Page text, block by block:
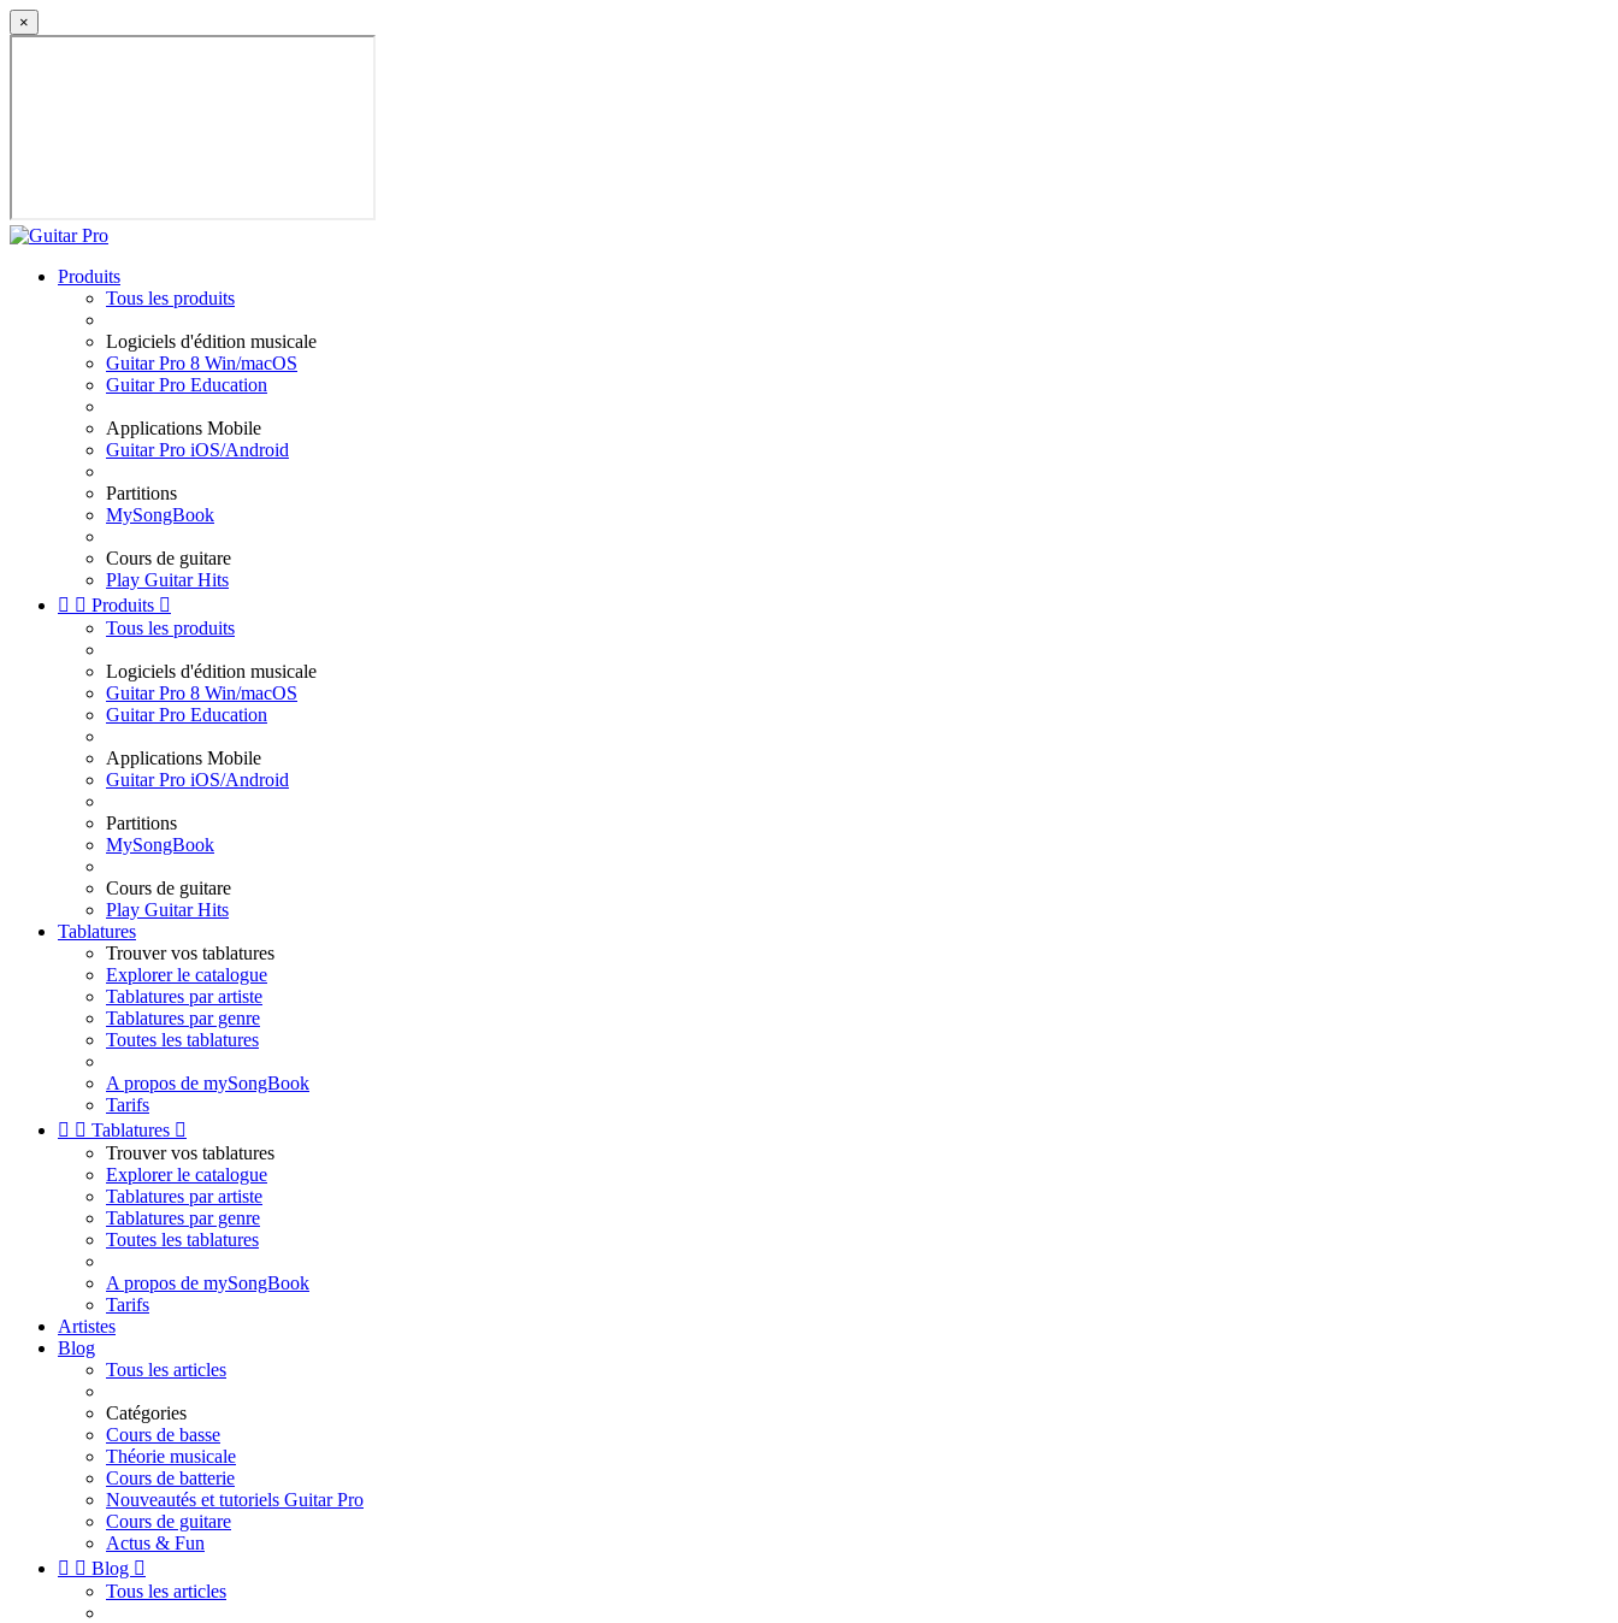
×
Produits
Tous les produits
Logiciels d'édition musicale
Guitar Pro 8 Win/macOS
Guitar Pro Education
Applications Mobile
Guitar Pro iOS/Android
Partitions
MySongBook
Cours de guitare
Play Guitar Hits
  Produits 
Tous les produits
Logiciels d'édition musicale
Guitar Pro 8 Win/macOS
Guitar Pro Education
Applications Mobile
Guitar Pro iOS/Android
Partitions
MySongBook
Cours de guitare
Play Guitar Hits
Tablatures
Trouver vos tablatures
Explorer le catalogue
Tablatures par artiste
Tablatures par genre
Toutes les tablatures
A propos de mySongBook
Tarifs
  Tablatures 
Trouver vos tablatures
Explorer le catalogue
Tablatures par artiste
Tablatures par genre
Toutes les tablatures
A propos de mySongBook
Tarifs
Artistes
Blog
Tous les articles
Catégories
Cours de basse
Théorie musicale
Cours de batterie
Nouveautés et tutoriels Guitar Pro
Cours de guitare
Actus & Fun
  Blog 
Tous les articles